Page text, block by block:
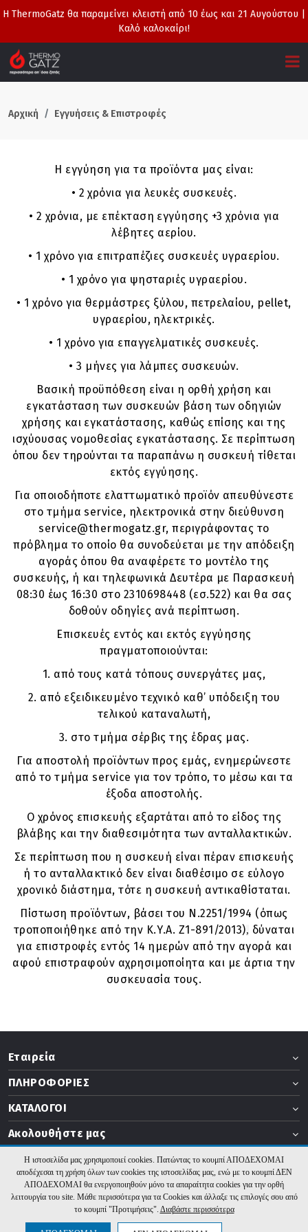
Η ThermoGatz θα παραμείνει κλειστή από 10 έως και 21 Αυγούστου |
Καλό καλοκαίρι!
Αρχική Εγγυήσεις & Επιστροφές
Η εγγύηση για τα προϊόντα μας είναι:
• 2 χρόνια για λευκές συσκευές.
• 2 χρόνια, με επέκταση εγγύησης +3 χρόνια για
λέβητες αερίου.
• 1 χρόνο για επιτραπέζιες συσκευές υγραερίου.
• 1 χρόνο για ψησταριές υγραερίου.
• 1 χρόνο για θερμάστρες ξύλου, πετρελαίου, pellet,
υγραερίου, ηλεκτρικές.
• 1 χρόνο για επαγγελματικές συσκευές.
• 3 μήνες για λάμπες συσκευών.
Βασική προϋπόθεση είναι η ορθή χρήση και
εγκατάσταση των συσκευών βάση των οδηγιών
χρήσης και εγκατάστασης, καθώς επίσης και της
ισχύουσας νομοθεσίας εγκατάστασης. Σε περίπτωση
όπου δεν τηρούνται τα παραπάνω η συσκευή τίθεται
εκτός εγγύησης.
Για οποιοδήποτε ελαττωματικό προϊόν απευθύνεστε
στο τμήμα service, ηλεκτρονικά στην διεύθυνση
service@thermogatz.gr, περιγράφοντας το
πρόβλημα το οποίο θα συνοδεύεται με την απόδειξη
αγοράς όπου θα αναφέρετε το μοντέλο της
συσκευής, ή και τηλεφωνικά Δευτέρα με Παρασκευή
08:30 έως 16:30 στο 2310698448 (εσ.522) και θα σας
δοθούν οδηγίες ανά περίπτωση.
Επισκευές εντός και εκτός εγγύησης
πραγματοποιούνται:
1. από τους κατά τόπους συνεργάτες μας,
2. από εξειδικευμένο τεχνικό καθ’ υπόδειξη του
τελικού καταναλωτή,
3. στο τμήμα σέρβις της έδρας μας.
Για αποστολή προϊόντων προς εμάς, ενημερώνεστε
από το τμήμα service για τον τρόπο, το μέσω και τα
έξοδα αποστολής.
Ο χρόνος επισκευής εξαρτάται από το είδος της
βλάβης και την διαθεσιμότητα των ανταλλακτικών.
Σε περίπτωση που η συσκευή είναι πέραν επισκευής
ή το ανταλλακτικό δεν είναι διαθέσιμο σε εύλογο
χρονικό διάστημα, τότε η συσκευή αντικαθίσταται.
Πίστωση προϊόντων, βάσει του Ν.2251/1994 (όπως
τροποποιήθηκε από την Κ.Υ.Α. Ζ1-891/2013), δύναται
για επιστροφές εντός 14 ημερών από την αγορά και
αφού επιστραφούν αχρησιμοποίητα και με άρτια την
συσκευασία τους.
Εταιρεία
ΠΛΗΡΟΦΟΡΙΕΣ
ΚΑΤΑΛΟΓΟΙ
Ακολουθήστε μας
2026 b2b.thermogatz.gr. Υλοποίηση:Hyper Center
Η ιστοσελίδα μας χρησιμοποιεί cookies. Πατώντας το κουμπί ΑΠΟΔΕΧΟΜΑΙ
αποδέχεσαι τη χρήση όλων των cookies της ιστοσελίδας μας, ενώ με το κουμπί ΔΕΝ
ΑΠΟΔΕΧΟΜΑΙ θα ενεργοποιηθούν μόνο τα απαραίτητα cookies για την ορθή
λειτουργία του site. Μάθε περισσότερα για τα Cookies και άλλαξε τις επιλογές σου από
το κουμπί "Προτιμήσεις". Διαβάστε περισσότερα